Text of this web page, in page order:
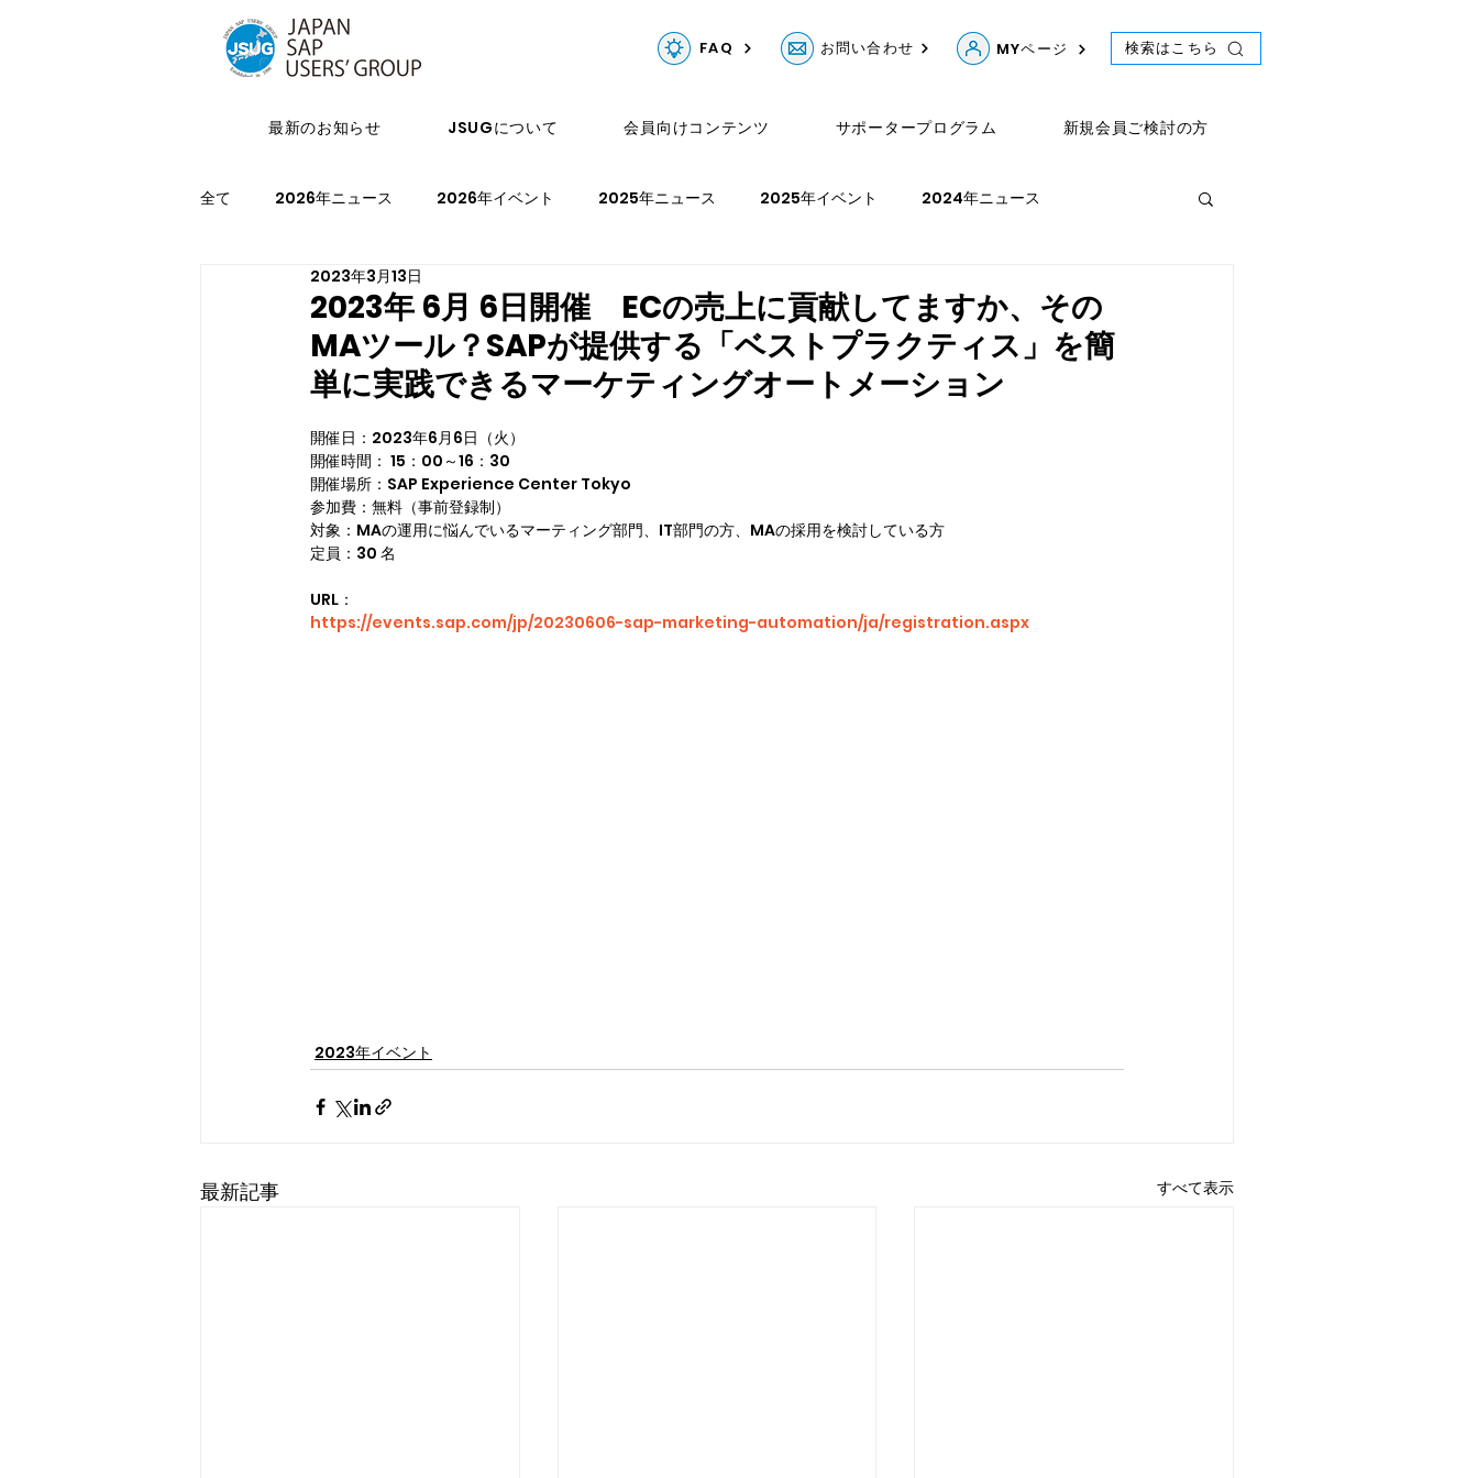
FAQ お問い合わせ MYページ 検索はこちら
最新のお知らせ JSUGについて 会員向けコンテンツ サポータープログラム 新規会員ご検討の方
全て 2026年ニュース 2026年イベント 2025年ニュース 2025年イベント 2024年ニュース
2024年イベント 2023年ニュース 2022年ニュース
2021年スケジュール 2027年イベント
2023年 6月 6日開催 ECの売上に貢献してますか、その
MAツール？SAPが提供する「ベストプラクティス」を簡
単に実践できるマーケティングオートメーション
2023年3月13日
開催日：2023年6月6日（火）
開催時間： 15：00～16：30
開催場所：SAP Experience Center Tokyo
参加費：無料（事前登録制）
対象：MAの運用に悩んでいるマーティング部門、IT部門の方、MAの採用を検討している方
定員：30 名
URL：
https://events.sap.com/jp/20230606-sap-marketing-automation/ja/registration.aspx
2023年イベント
最新記事 すべて表示